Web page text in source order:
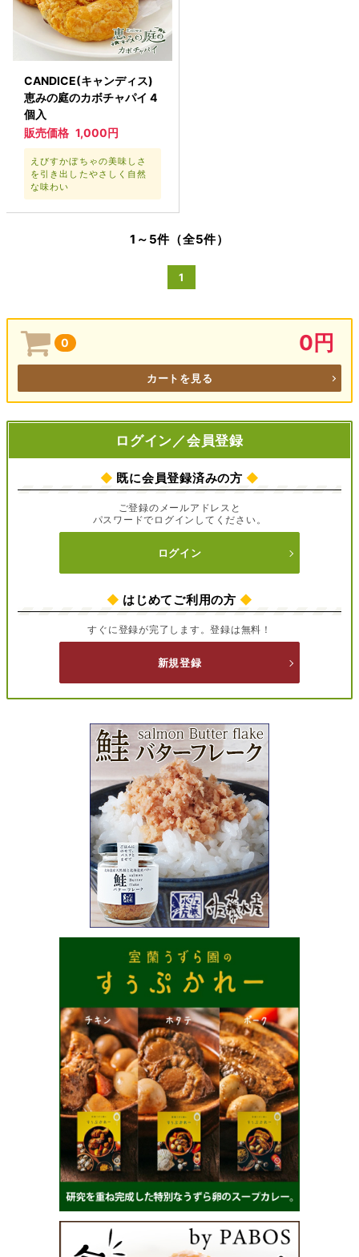
CANDICE(キャンディス)
恵みの庭のカボチャパイ 4
個入
販売価格 1,000円
えびすかぼちゃの美味しさ
を引き出したやさしく自然
な味わい
1～5件（全5件）
1
0 0円
カートを見る
ログイン／会員登録
◆ 既に会員登録済みの方 ◆
ご登録のメールアドレスと
パスワードでログインしてください。
ログイン
◆ はじめてご利用の方 ◆
すぐに登録が完了します。登録は無料！
新規登録